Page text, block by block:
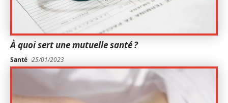
À quoi sert une mutuelle santé ?
Santé 25/01/2023